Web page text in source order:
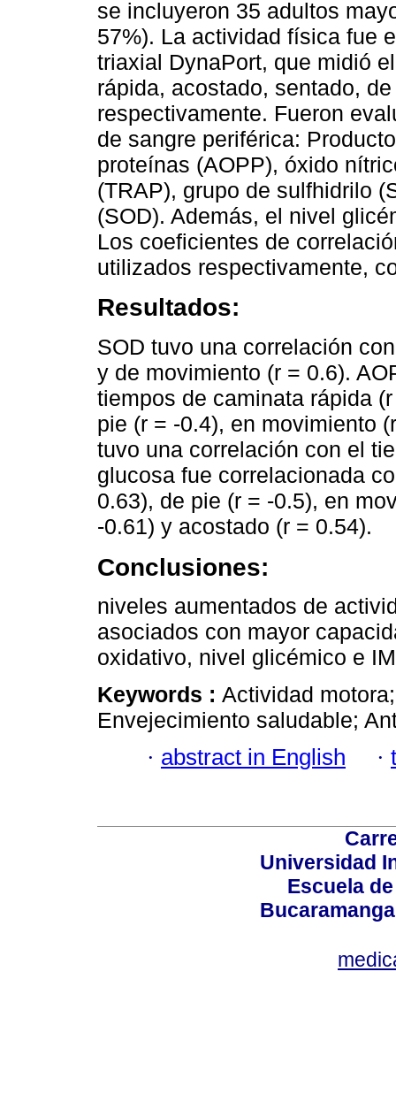
se incluyeron 35 adultos
57%). La actividad física fue
triaxial DynaPort, que midió
rápida, acostado, sentado,
respectivamente. Fueron
de sangre periférica:
proteínas (AOPP), óxido
(TRAP), grupo de sulfhidrilo
(SOD). Además, el nivel
Los coeficientes de
utilizados respectivamente,
Resultados:
SOD tuvo una correlación
y de movimiento (r = 0.6).
tiempos de caminata rápida
pie (r = -0.4), en movimiento
tuvo una correlación con el
glucosa fue correlacionada
0.63), de pie (r = -0.5), en
-0.61) y acostado (r = 0.54).
Conclusiones:
niveles aumentados de
asociados con mayor
oxidativo, nivel glicémico e
Keywords : Actividad
Envejecimiento saludable;
· abstract in English ·
Universidad
Escuela